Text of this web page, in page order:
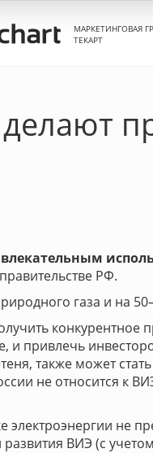
МАРКЕТИНГОВАЯ
ТЕКАРТ
РФ.
газа и на
привлечь
также может
не относится к
не
ВИЭ (с